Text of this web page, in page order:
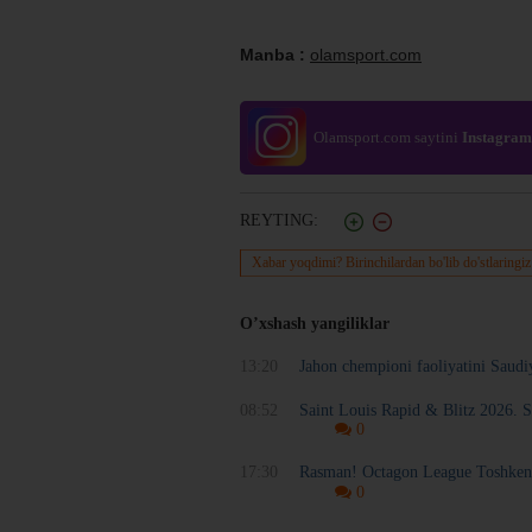
Manba : olamsport.com
Olamsport.com saytini Instagram
REYTING:
Xabar yoqdimi? Birinchilardan bo'lib
O’xshash yangiliklar
Jahon chempioni faoliyatini
Saint Louis Rapid & Blitz 2026.
0
Rasman! Octagon League
0